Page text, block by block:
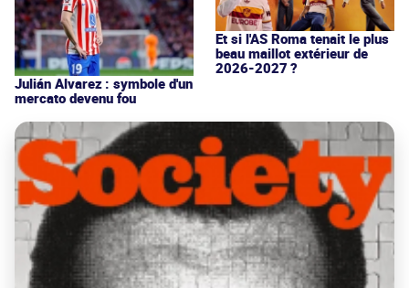
Julián Alvarez : symbole d'un
mercato devenu fou
Et si l'AS Roma tenait le plus
beau maillot extérieur de
2026-2027 ?